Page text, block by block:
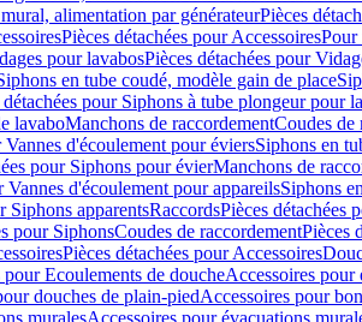
alimentation par générateurPièces
Pièces détachées pour AccessoiresPour
pour lavabosPièces détachées pour
en tube coudé, modèle gain de place
détachées pour Siphons à tube plongeur pour
lavaboManchons de raccordementCoudes de
Vannes d'écoulement pour éviersSiphons en
pour Siphons pour évierManchons de
Vannes d'écoulement pour appareilsSiphons
Siphons apparentsRaccordsPièces détachées
pour SiphonsCoudes de raccordementPièces
Pièces détachées pour Accessoires
pour Ecoulements de doucheAccessoires pour
douches de plain-piedAccessoires pour
muralesAccessoires pour évacuations